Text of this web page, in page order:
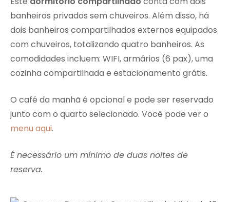
banheiros privados sem chuveiros. Além disso, há
dois banheiros compartilhados externos equipados
com chuveiros, totalizando quatro banheiros. As
comodidades incluem: WIFI, armários (6 pax), uma
cozinha compartilhada e estacionamento grátis.
O café da manhã é opcional e pode ser reservado
junto com o quarto selecionado. Você pode ver o
menu aqui.
É necessário um mínimo de duas noites de
reserva.